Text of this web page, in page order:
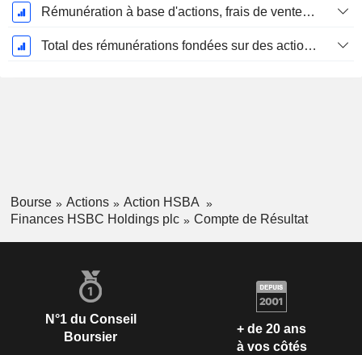
Rémunération à base d'actions, frais de vente et d'administration (total)
Total des rémunérations fondées sur des actions
Bourse Actions
Action HSBA
Finances HSBC Holdings plc
Compte de Résultat
N°1 du Conseil
Boursier
+ de 20 ans
à vos côtés